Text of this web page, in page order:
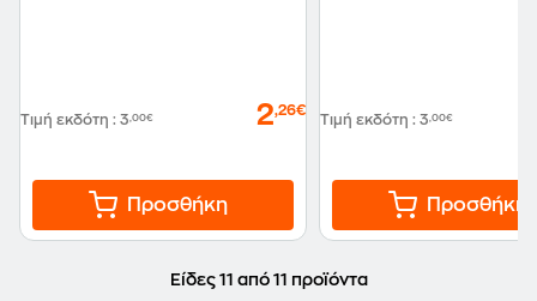
Τιμή εκδότη : 3,00€ 2,26€
Προσθήκη
Τιμή εκδότη : 3,00€
Προσθήκη
Είδες 11 από 11 προϊόντα